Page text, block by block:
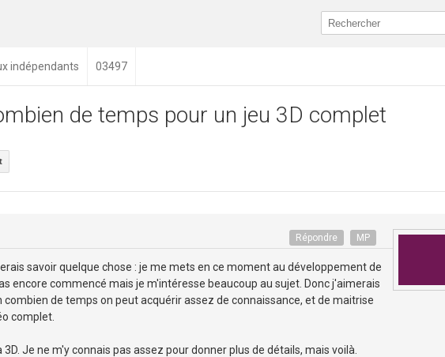
indépendants 03497
de temps pour un jeu 3D complet
Répondre MP
savoir quelque chose : je me mets en ce moment au développement de
encore commencé mais je m'intéresse beaucoup au sujet. Donc j'aimerais
combien de temps on peut acquérir assez de connaissance, et de maitrise
complet.
Je ne m'y connais pas assez pour donner plus de détails, mais voilà.